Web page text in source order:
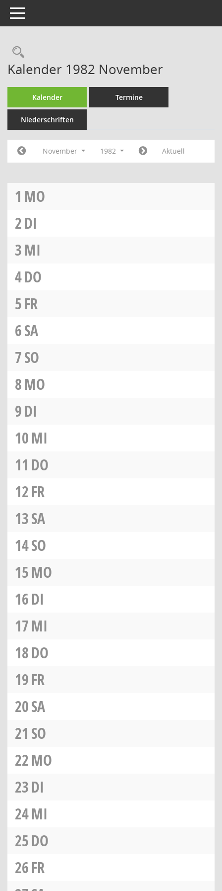
Toggle navigation
Rechercheauswahl
Kalender 1982 November
Kalender Termine
Niederschriften
November 1982 Aktuell
1 MO
2DI
3MI
4DO
5FR
6SA
7SO
8MO
9DI
10MI
11 DO
12FR
13SA
14SO
15MO
16DI
17MI
18DO
19FR
20SA
21 SO
22MO
23DI
24MI
25DO
26FR